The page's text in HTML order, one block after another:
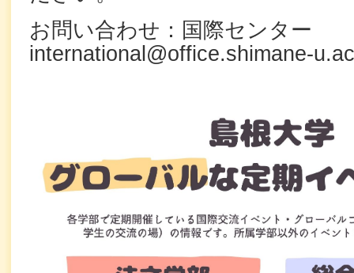
お問い合わせ：国際センター
international@office.shimane-